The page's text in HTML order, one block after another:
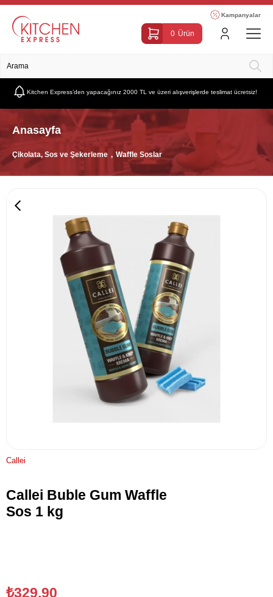
Kampanyalar
0 Ürün
Kitchen Express’den yapacağınız 2000 TL ve üzeri alışverişlerde teslimat ücretsiz!
Anasayfa
Çikolata, Sos ve Şekerleme Waffle Soslar
Callei
Callei Buble Gum Waffle
Sos 1 kg
₺329,90